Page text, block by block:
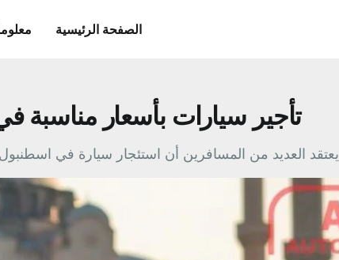
الصفحة الرئيسية
تأجير سيارات بأسعار
يعتقد العديد من المسافرين أن استئجار سيارة في